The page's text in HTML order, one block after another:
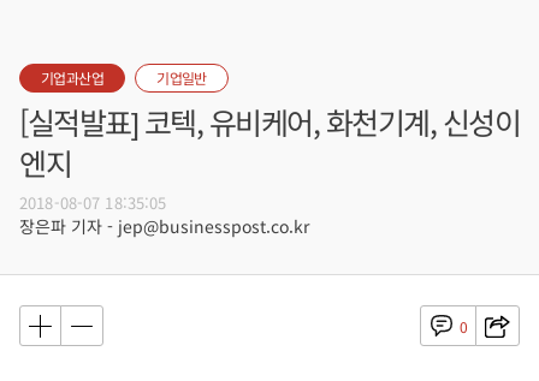
기업과산업 기업일반
[실적발표] 코텍, 유비케어, 화천기계, 신성이
엔지
2018-08-07 18:35:05
장은파 기자 - jep@businesspost.co.kr
0